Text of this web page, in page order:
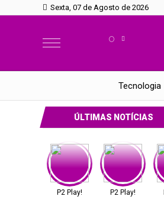
Sexta, 07 de Agosto de 2026
°
Tecnologia
ÚLTIMAS NOTÍCIAS
P2 Play! P2 Play!